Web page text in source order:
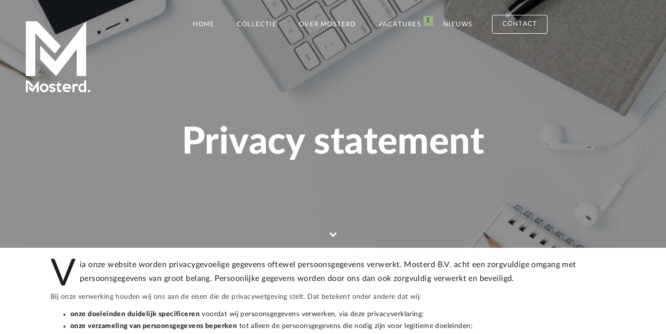
HOME COLLECTIE OVER MOSTERD VACATURES
1
NIEUWS CONTACT
Privacy statement
V
ia onze website worden privacygevoelige gegevens oftewel persoonsgegevens verwerkt. Mosterd B.V. acht een zorgvuldige omgang met
persoonsgegevens van groot belang. Persoonlijke gegevens worden door ons dan ook zorgvuldig verwerkt en beveiligd.
Bij onze verwerking houden wij ons aan de eisen die de privacywetgeving stelt. Dat betekent onder andere dat wij:
onze doeleinden duidelijk specificerenvoordat wij persoonsgegevens verwerken, via deze privacyverklaring;
onze verzameling van persoonsgegevens beperken tot alleen de persoonsgegevens die nodig zijn voor legitieme doeleinden;